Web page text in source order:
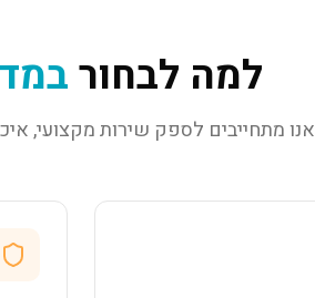
למה לבחור
אנו מתחייבים לספק שירות מקצועי,